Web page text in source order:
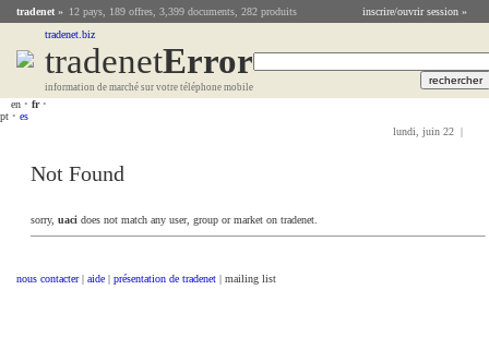
tradenet » 12 pays, 189 offres, 3,399 documents, 282 produits
inscrire/ouvrir session »
tradenet.biz
tradenetError
information de marché sur votre téléphone mobile
en • fr •
pt • es
lundi, juin 22 |
Not Found
sorry, uaci does not match any user, group or market on tradenet.
nous contacter| aide | présentation de tradenet | mailing list